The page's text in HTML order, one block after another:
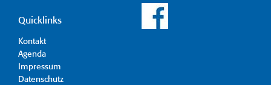
Quicklinks
Kontakt
Agenda
Impressum
Datenschutz